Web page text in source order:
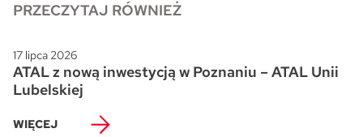
PRZECZYTAJ RÓWNIEŻ
17 lipca 2026
ATAL z nową inwestycją w Poznaniu – ATAL Unii
Lubelskiej
WIĘCEJ